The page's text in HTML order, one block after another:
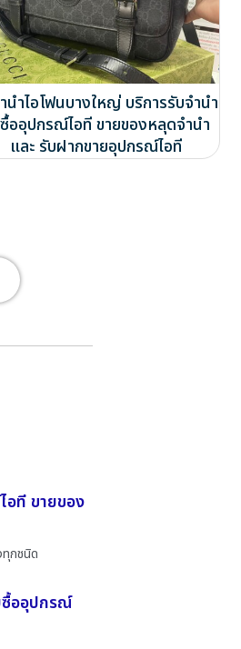
นำไอโฟนบางใหญ่ บริการรับจำนำ
ออุปกรณ์ไอที ขายของหลุดจำนำ
และ รับฝากขายอุปกรณ์ไอที
อที ขายของ
ทุกชนิด
ซื้ออุปกรณ์